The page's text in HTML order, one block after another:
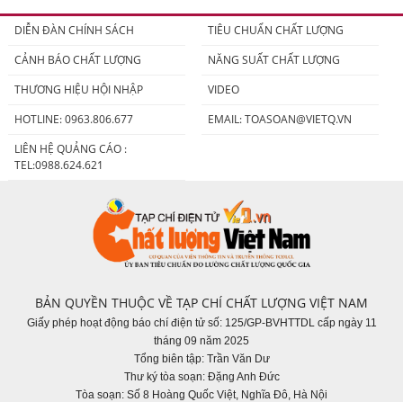
DIỄN ĐÀN CHÍNH SÁCH
TIÊU CHUẨN CHẤT LƯỢNG
CẢNH BÁO CHẤT LƯỢNG
NĂNG SUẤT CHẤT LƯỢNG
THƯƠNG HIỆU HỘI NHẬP
VIDEO
HOTLINE: 0963.806.677
EMAIL:TOASOAN@VIETQ.VN
LIÊN HỆ QUẢNG CÁO :
TEL:0988.624.621
BẢN QUYỀN THUỘC VỀ TẠP CHÍ CHẤT LƯỢNG VIỆT NAM
Giấy phép hoạt động báo chí điện tử số: 125/GP-BVHTTDL cấp ngày 11
tháng 09 năm 2025
Tổng biên tập: Trần Văn Dư
Thư ký tòa soạn: Đặng Anh Đức
Tòa soạn: Số 8 Hoàng Quốc Việt, Nghĩa Đô, Hà Nội